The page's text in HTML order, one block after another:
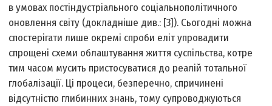
в умовах постіндустріального соціально­політичного
оновлення світу (докладніше див.: [3]). Сьогодні можна
спостерігати лише окремі спроби еліт упровадити
спрощені схеми облаштування життя суспільства, котре
тим часом мусить пристосуватися до реалій тотальної
глобалізації. Ці процеси, безперечно, спричинені
відсутністю глибинних знань, тому супроводжуються